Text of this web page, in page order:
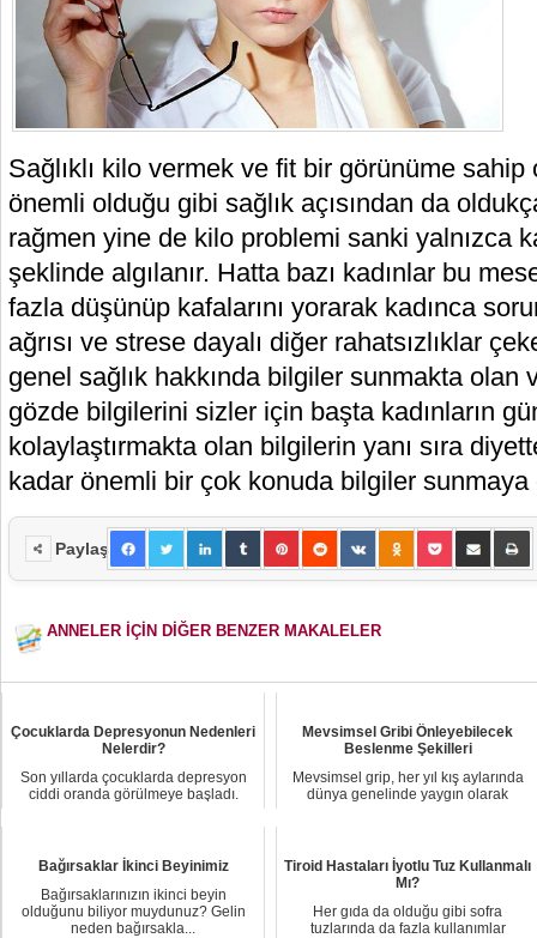
Sağlıklı kilo vermek ve fit bir görünüme
önemli olduğu gibi sağlık açısından da
rağmen yine de kilo problemi sanki yalnızca
şeklinde algılanır. Hatta bazı kadınlar bu
fazla düşünüp kafalarını yorarak kadınca
ağrısı ve strese dayalı diğer rahatsızlıklar
genel sağlık hakkında bilgiler sunmakta olan
gözde bilgilerini sizler için başta kadınların
kolaylaştırmakta olan bilgilerin yanı sıra
kadar önemli bir çok konuda bilgiler
Paylaş
ANNELER İÇİN DİĞER BENZER MAKALELER
Çocuklarda Depresyonun Nedenleri
Nelerdir?
Son yıllarda çocuklarda depresyon
ciddi oranda görülmeye başladı.
Mevsimsel Gribi Önleyebilecek
Beslenme Şekilleri
Mevsimsel grip, her yıl kış aylarında
dünya genelinde yaygın olarak
Bağırsaklar İkinci Beyinimiz
Bağırsaklarınızın ikinci beyin
olduğunu biliyor muydunuz? Gelin
neden bağırsakla...
Tiroid Hastaları İyotlu Tuz Kullanmalı
Mı?
Her gıda da olduğu gibi sofra
tuzlarında da fazla kullanımlar